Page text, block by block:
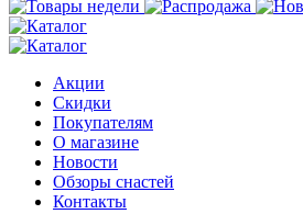
Акции
Скидки
Покупателям
О магазине
Новости
Обзоры снастей
Контакты